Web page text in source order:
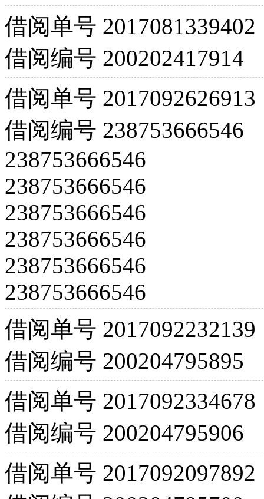
借阅单号 2017081339402
借阅编号 200202417914
借阅单号 2017092626913
借阅编号 238753666546
238753666546
238753666546
238753666546
238753666546
238753666546
238753666546
借阅单号 2017092232139
借阅编号 200204795895
借阅单号 2017092334678
借阅编号 200204795906
借阅单号 2017092097892